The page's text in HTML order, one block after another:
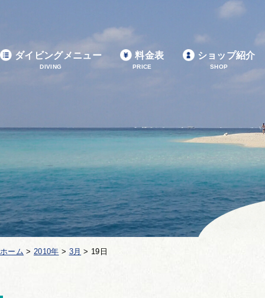
ダイビングメニュー
DIVING
料金表
PRICE
ショップ紹介
SHOP
ホーム > 2010年 > 3月 > 19日